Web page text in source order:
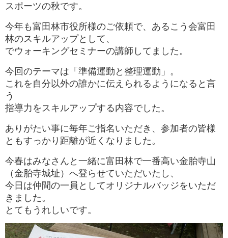
スポーツの秋です。
今年も富田林市役所様のご依頼で、あるこう会富田
林のスキルアップとして、
でウォーキングセミナーの講師してました。
今回のテーマは「準備運動と整理運動」。
これを自分以外の誰かに伝えられるようになると言
う
指導力をスキルアップする内容でした。
ありがたい事に毎年ご指名いただき、参加者の皆様
ともすっかり距離が近くなりました。
今春はみなさんと一緒に富田林で一番高い金胎寺山
（金胎寺城址）へ登らせていただいたし、
今日は仲間の一員としてオリジナルバッジをいただ
きました。
とてもうれしいです。